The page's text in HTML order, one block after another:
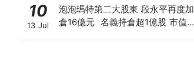
10
13 Jul
泡泡瑪特第二大股東 段永平再度加
倉16億元 名義持倉超1億股 市值